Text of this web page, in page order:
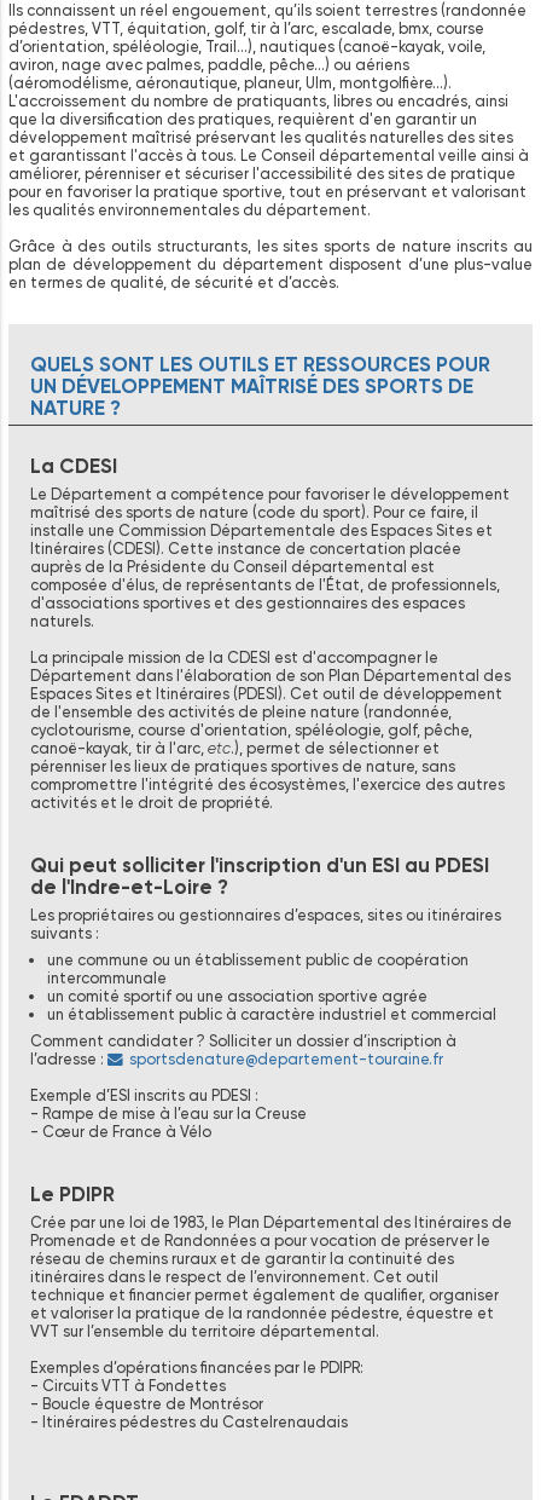
Ils connaissent un réel engouement, qu’ils soient terrestres (randonnée
pédestres, VTT, équitation, golf, tir à l’arc, escalade, bmx, course
d’orientation, spéléologie, Trail…), nautiques (canoë-kayak, voile,
aviron, nage avec palmes, paddle, pêche…) ou aériens
(aéromodélisme, aéronautique, planeur, Ulm, montgolfière…).
L'accroissement du nombre de pratiquants, libres ou encadrés, ainsi
que la diversification des pratiques, requièrent d'en garantir un
développement maîtrisé préservant les qualités naturelles des sites
et garantissant l'accès à tous. Le Conseil départemental veille ainsi à
améliorer, pérenniser et sécuriser l'accessibilité des sites de pratique
pour en favoriser la pratique sportive, tout en préservant et valorisant
les qualités environnementales du département.
Grâce à des outils structurants, les sites sports de nature inscrits au
plan de développement du département disposent d’une plus-value
en termes de qualité, de sécurité et d’accès.
QUELS SONT LES OUTILS ET RESSOURCES POUR
UN DÉVELOPPEMENT MAÎTRISÉ DES SPORTS DE
NATURE ?
La CDESI
Le Département a compétence pour favoriser le développement
maîtrisé des sports de nature (code du sport). Pour ce faire, il
installe une Commission Départementale des Espaces Sites et
Itinéraires (CDESI). Cette instance de concertation placée
auprès de la Présidente du Conseil départemental est
composée d'élus, de représentants de l'État, de professionnels,
d'associations sportives et des gestionnaires des espaces
naturels.
La principale mission de la CDESI est d'accompagner le
Département dans l'élaboration de son Plan Départemental des
Espaces Sites et Itinéraires (PDESI). Cet outil de développement
de l'ensemble des activités de pleine nature (randonnée,
cyclotourisme, course d'orientation, spéléologie, golf, pêche,
canoë-kayak, tir à l'arc, etc.), permet de sélectionner et
pérenniser les lieux de pratiques sportives de nature, sans
compromettre l'intégrité des écosystèmes, l'exercice des autres
activités et le droit de propriété.
Qui peut solliciter l'inscription d'un ESI au PDESI
de l'Indre-et-Loire ?
Les propriétaires ou gestionnaires d’espaces, sites ou itinéraires
suivants :
une commune ou un établissement public de coopération
intercommunale
un comité sportif ou une association sportive agrée
un établissement public à caractère industriel et commercial
Comment candidater ? Solliciter un dossier d’inscription à
l’adresse :
sportsdenature@departement-touraine.fr
Exemple d’ESI inscrits au PDESI :
- Rampe de mise à l’eau sur la Creuse
- Cœur de France à Vélo
Le PDIPR
Crée par une loi de 1983, le Plan Départemental des Itinéraires de
Promenade et de Randonnées a pour vocation de préserver le
réseau de chemins ruraux et de garantir la continuité des
itinéraires dans le respect de l’environnement. Cet outil
technique et financier permet également de qualifier, organiser
et valoriser la pratique de la randonnée pédestre, équestre et
VVT sur l’ensemble du territoire départemental.
Exemples d’opérations financées par le PDIPR:
- Circuits VTT à Fondettes
- Boucle équestre de Montrésor
- Itinéraires pédestres du Castelrenaudais